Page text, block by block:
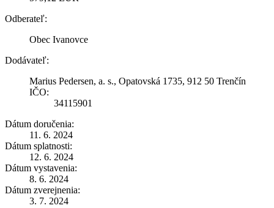
Odberateľ:
Obec Ivanovce
Dodávateľ:
Marius Pedersen, a. s., Opatovská 1735, 912 50 Trenčín
IČO:
34115901
Dátum doručenia:
11. 6. 2024
Dátum splatnosti:
12. 6. 2024
Dátum vystavenia:
8. 6. 2024
Dátum zverejnenia:
3. 7. 2024